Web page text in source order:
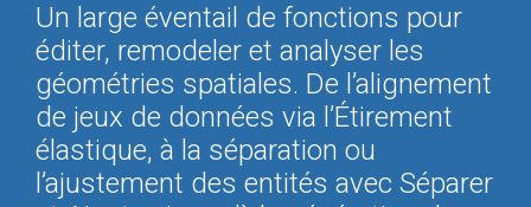
Un large éventail de fonctions pour
éditer, remodeler et analyser les
géométries spatiales. De l’alignement
de jeux de données via l’Étirement
élastique, à la séparation ou
l’ajustement des entités avec Séparer